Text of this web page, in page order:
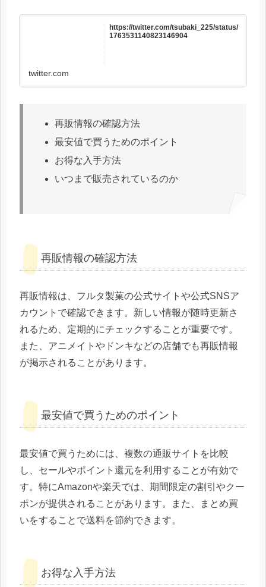
https://twitter.com/tsubaki_225/status/
1763531140823146904
twitter.com
再販情報の確認方法
最安値で買うためのポイント
お得な入手方法
いつまで販売されているのか
再販情報の確認方法
再販情報は、フルタ製菓の公式サイトや公式SNSア
カウントで確認できます。新しい情報が随時更新さ
れるため、定期的にチェックすることが重要です。
また、アニメイトやドンキなどの店舗でも再販情報
が掲示されることがあります。
最安値で買うためのポイント
最安値で買うためには、複数の通販サイトを比較
し、セールやポイント還元を利用することが有効で
す。特にAmazonや楽天では、期間限定の割引やクー
ポンが提供されることがあります。また、まとめ買
いをすることで送料を節約できます。
お得な入手方法